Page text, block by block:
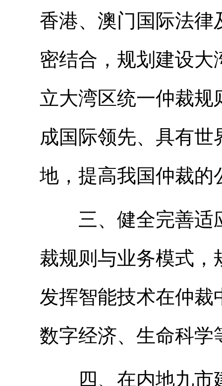
香港、澳门国际法
密结合，规划建设
立大湾区统一仲裁
成国际领先、具有
地，提高我国仲裁的
三、健全完善适
裁规则与业务模式
发挥智能技术在仲
数字经济、生命科学
四、在内地九市